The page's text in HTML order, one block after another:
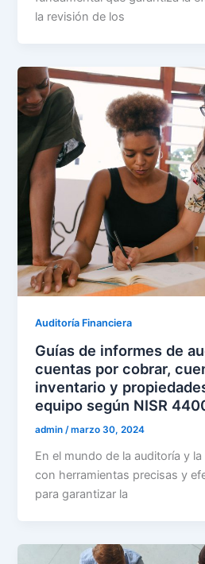
la revisión de los
Auditoría Financiera
Guías de informes de
cuentas por cobrar,
inventario y
equipo según NISR
admin/marzo 30, 2024
En el mundo de la auditoría y
con herramientas precisas y
para garantizar la